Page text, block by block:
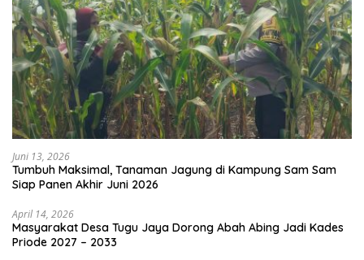
Juni 13, 2026
Tumbuh Maksimal, Tanaman Jagung di Kampung Sam Sam
Siap Panen Akhir Juni 2026
April 14, 2026
Masyarakat Desa Tugu Jaya Dorong Abah Abing Jadi Kades
Priode 2027 – 2033